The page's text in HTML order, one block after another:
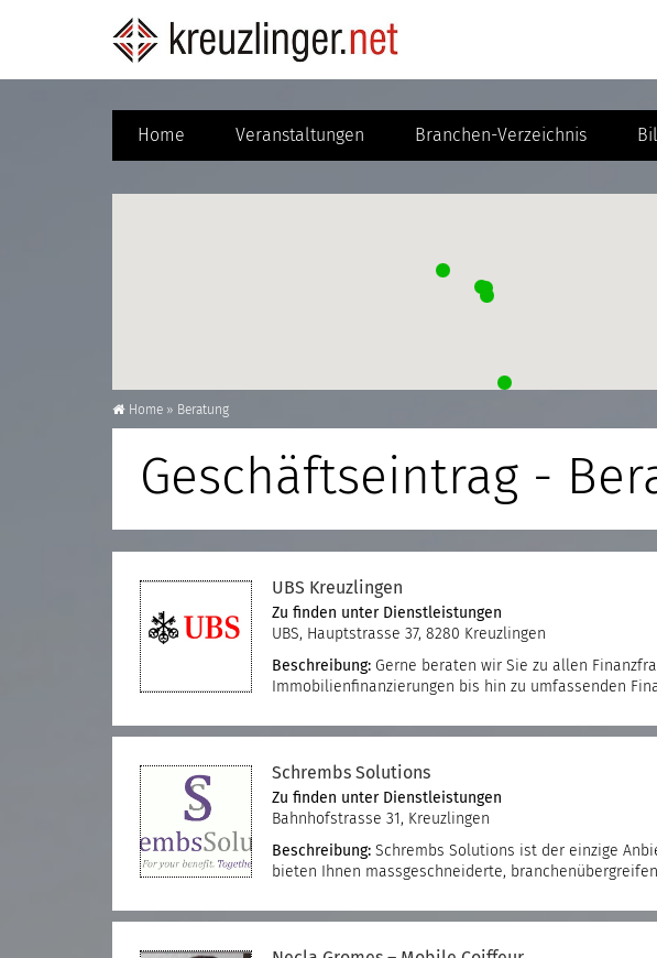
Home Veranstaltungen Branchen-Verzeichnis
Home » Beratung
Geschäftseintrag -
UBS Kreuzlingen
Zu finden unter Dienstleistungen
UBS, Hauptstrasse 37, 8280 Kreuzlingen
Beschreibung: Gerne beraten wir Sie zu allen
Immobilienfinanzierungen bis hin zu umfassenden
Schrembs Solutions
Zu finden unter Dienstleistungen
Bahnhofstrasse 31, Kreuzlingen
Beschreibung: Schrembs Solutions ist der einzige
bieten Ihnen massgeschneiderte,